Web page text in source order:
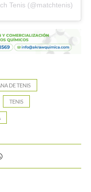
Tenis (@matchtenis)
DE TENIS
TENIS